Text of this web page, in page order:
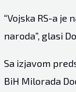
“Vojska RS-a je
naroda”, glasi
Sa izjavom
BiH Milorada